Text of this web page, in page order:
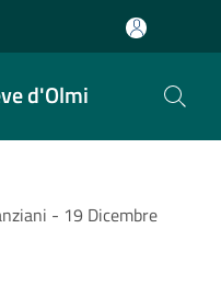
d'Olmi
- 19 Dicembre